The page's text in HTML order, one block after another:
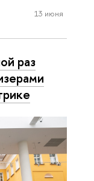
13 июня
раз